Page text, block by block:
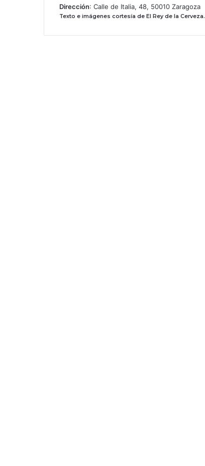
Dirección: Calle de Italia, 48, 50010 Zaragoza
Texto e imágenes cortesía de El Rey de la Cerveza.